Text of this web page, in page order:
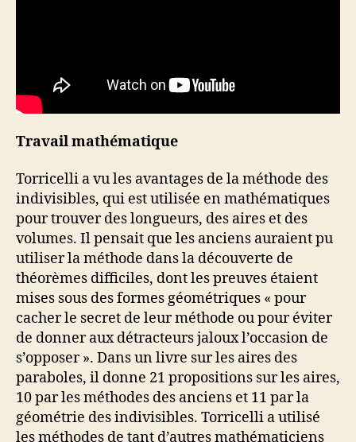
Travail mathématique
Torricelli a vu les avantages de la méthode des
indivisibles, qui est utilisée en mathématiques
pour trouver des longueurs, des aires et des
volumes. Il pensait que les anciens auraient pu
utiliser la méthode dans la découverte de
théorèmes difficiles, dont les preuves étaient
mises sous des formes géométriques « pour
cacher le secret de leur méthode ou pour éviter
de donner aux détracteurs jaloux l’occasion de
s’opposer ». Dans un livre sur les aires des
paraboles, il donne 21 propositions sur les aires,
10 par les méthodes des anciens et 11 par la
géométrie des indivisibles. Torricelli a utilisé
les méthodes de tant d’autres mathématiciens